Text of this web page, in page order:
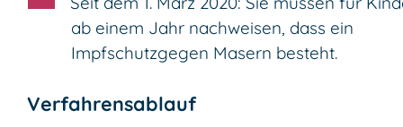
ab einem Jahr nachweisen, dass ein
Impfschutzgegen Masern besteht.
Verfahrensablauf